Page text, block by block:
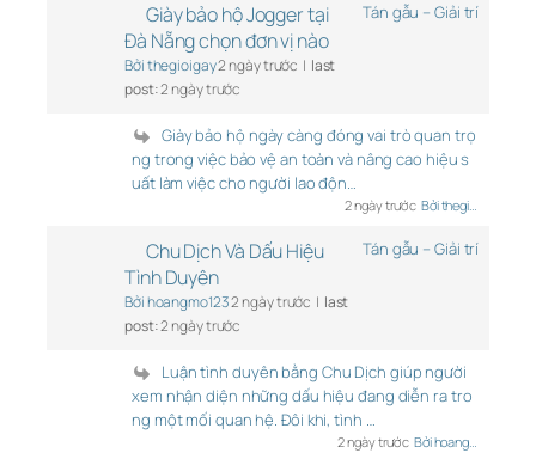
Giày bảo hộ Jogger tại
Đà Nẵng chọn đơn vị nào
Bởi thegioigay2 ngày trước | last
post:2 ngày trước
Tán gẫu – Giải trí
Giày bảo hộ ngày càng đóng vai trò quan trọ
ng trong việc bảo vệ an toàn và nâng cao hiệu s
uất làm việc cho người lao độn…
2 ngày trước Bởi thegi…
Chu Dịch Và Dấu Hiệu
Tình Duyên
Bởi hoangmo1232 ngày trước | last
post:2 ngày trước
Tán gẫu – Giải trí
Luận tình duyên bằng Chu Dịch giúp người
xem nhận diện những dấu hiệu đang diễn ra tro
ng một mối quan hệ. Đôi khi, tình …
2 ngày trước Bởi hoang…